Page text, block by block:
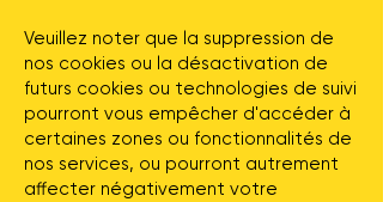
Veuillez noter que la suppression de
nos cookies ou la désactivation de
futurs cookies ou technologies de suivi
pourront vous empêcher d'accéder à
certaines zones ou fonctionnalités de
nos services, ou pourront autrement
affecter négativement votre